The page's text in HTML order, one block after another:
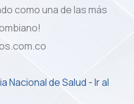
como una de las más